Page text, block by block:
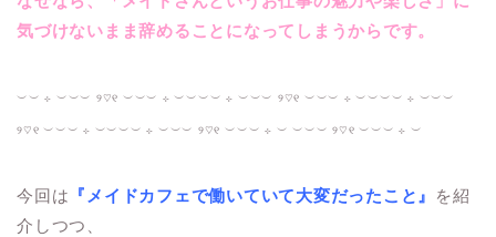
気づけないまま辞めることになってしまうからです。
︶︶ ⊹ ︶︶︶ ୨♡୧ ︶︶︶ ⊹ ︶︶︶︶ ⊹ ︶︶︶ ୨♡୧ ︶︶︶ ⊹ ︶︶︶︶ ⊹ ︶︶︶
୨♡୧ ︶︶︶ ⊹ ︶︶︶︶ ⊹ ︶︶︶ ୨♡୧ ︶︶︶ ⊹ ︶ ︶︶︶ ୨♡୧ ︶︶︶ ⊹ ︶
今回は 『メイドカフェで働いていて大変だったこと』
を紹
介しつつ、